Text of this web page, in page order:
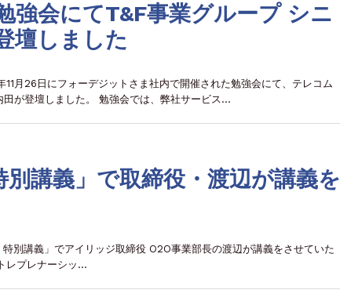
強会にてT&F事業グループ シニ
壇しました
月26日にフォーデジットさま社内で開催された勉強会にて、テレコム
が登壇しました。 勉強会では、弊社サービス…
講義」で取締役・渡辺が講義を
別講義」でアイリッジ取締役 O2O事業部長の渡辺が講義をさせていた
レプレナーシッ…